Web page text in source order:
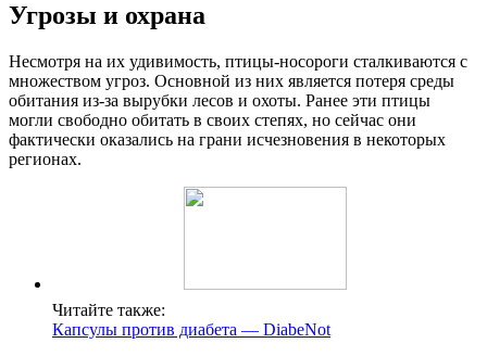
Угрозы и охрана
Несмотря на их удивимость, птицы-носороги сталкиваются с
множеством угроз. Основной из них является потеря среды
обитания из-за вырубки лесов и охоты. Ранее эти птицы
могли свободно обитать в своих степях, но сейчас они
фактически оказались на грани исчезновения в некоторых
регионах.
Читайте также:
Капсулы против диабета — DiabeNot